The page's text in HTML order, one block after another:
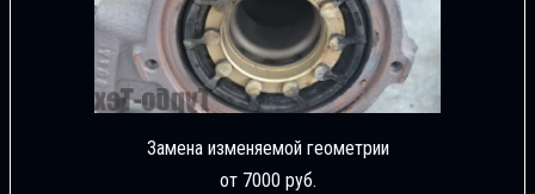
Замена изменяемой геометрии
от 7000 руб.